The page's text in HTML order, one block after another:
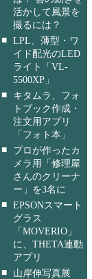
活かして風景を
撮るには？
■ LPL、薄型・ワ
イド配光のLED
ライト「VL-
5500XP」
■
キタムラ、フォ
トブック作成・
注文用アプリ
「フォト本」
■
プロが作ったカ
メラ用「修理屋
さんのクリーナ
ー」を3名に
■ EPSONスマート
グラス
「MOVERIO」
に、THETA連動
アプリ
■
山岸伸写真展